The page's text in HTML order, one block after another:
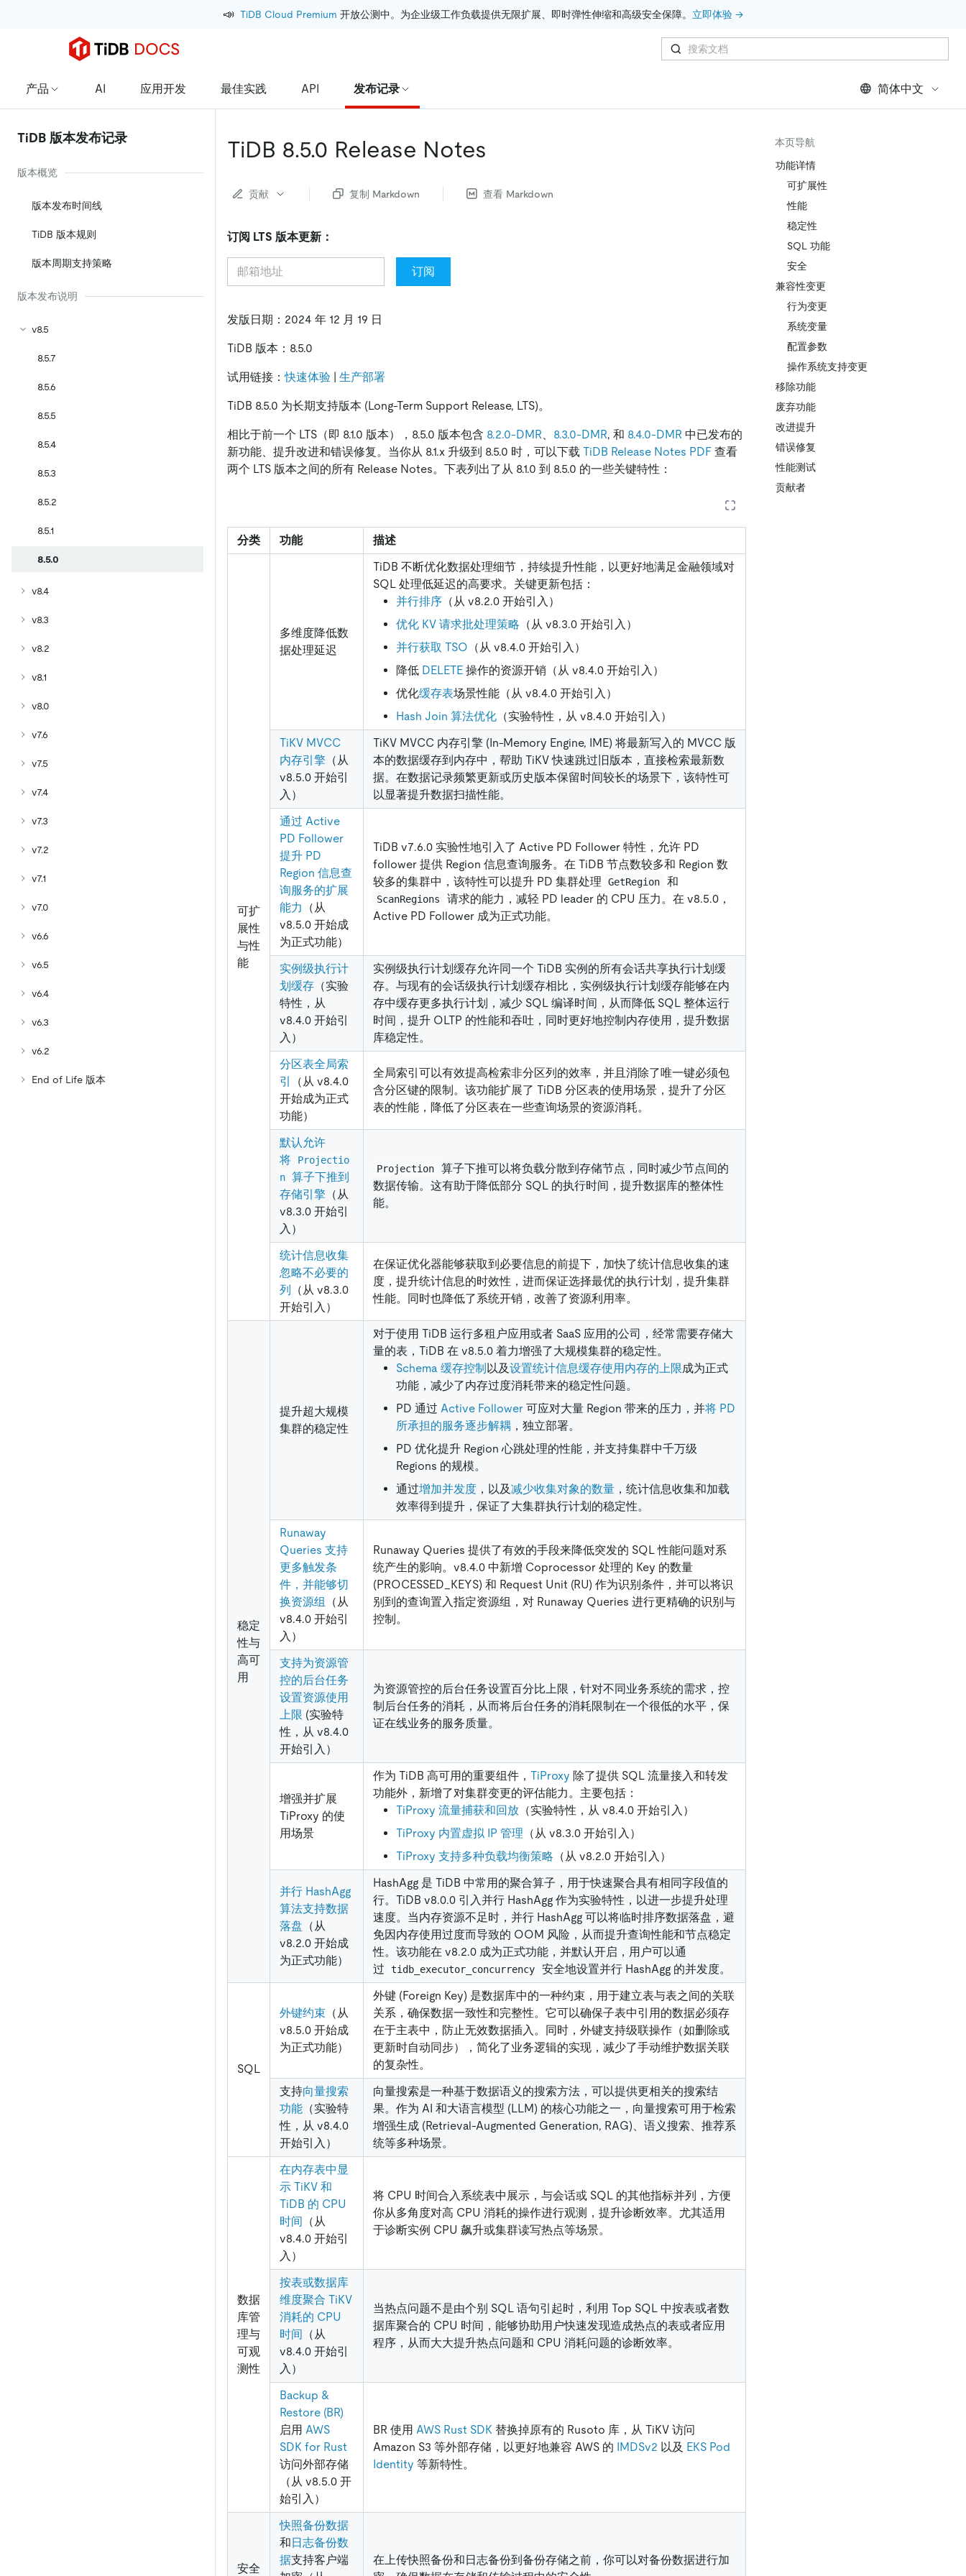
📣 TiDB Cloud Premium 开放公测中。为企业级工作负载提供无限扩展、即时弹性伸缩和高级安全保障。 立即体验 →
产品 AI 应用开发 最佳实践 API 发布记录 简体中文
TiDB 版本发布记录
版本概览
版本发布时间线
TiDB 版本规则
版本周期支持策略
版本发布说明
v8.5
8.5.7
8.5.6
8.5.5
8.5.4
8.5.3
8.5.2
8.5.1
8.5.0
v8.4
v8.3
v8.2
v8.1
v8.0
v7.6
v7.5
v7.4
v7.3
v7.2
v7.1
v7.0
v6.6
v6.5
v6.4
v6.3
v6.2
End of Life 版本
TiDB 8.5.0 Release Notes
贡献 复制 Markdown 查看 Markdown
订阅 LTS 版本更新：
订阅
发版日期：2024 年 12 月 19 日
TiDB 版本：8.5.0
试用链接：快速体验 | 生产部署
TiDB 8.5.0 为长期支持版本 (Long-Term Support Release, LTS)。
相比于前一个 LTS（即 8.1.0 版本），8.5.0 版本包含 8.2.0-DMR 8.3.0-DMR, 和 8.4.0-DMR 中已发布的
新功能、提升改进和错误修复。当你从 8.1.x 升级到 8.5.0 时，可以下载 TiDB Release Notes PDF 查看
两个 LTS 版本之间的所有 Release Notes。下表列出了从 8.1.0 到 8.5.0 的一些关键特性：
分类 功能 描述
可扩
展性
与性
能
多维度降低数
据处理延迟
TiDB 不断优化数据处理细节，持续提升性能，以更好地满足金融领域对
SQL 处理低延迟的高要求。关键更新包括：
并行排序 （从 v8.2.0 开始引入）
优化 KV 请求批处理策略 （从 v8.3.0 开始引入）
并行获取 TSO （从 v8.4.0 开始引入）
降低 DELETE 操作的资源开销（从 v8.4.0 开始引入）
优化缓存表场景性能（从 v8.4.0 开始引入）
Hash Join 算法优化 （实验特性，从 v8.4.0 开始引入）
TiKV MVCC
内存引擎 （从
v8.5.0 开始引
入）
TiKV MVCC 内存引擎 (In-Memory Engine, IME) 将最新写入的 MVCC 版
本的数据缓存到内存中，帮助 TiKV 快速跳过旧版本，直接检索最新数
据。在数据记录频繁更新或历史版本保留时间较长的场景下，该特性可
以显著提升数据扫描性能。
通过 Active
PD Follower
提升 PD
Region 信息查
询服务的扩展
能力
（从
v8.5.0 开始成
为正式功能）
TiDB v7.6.0 实验性地引入了 Active PD Follower 特性，允许 PD
follower 提供 Region 信息查询服务。在 TiDB 节点数较多和 Region 数
较多的集群中，该特性可以提升 PD 集群处理
GetRegion 和
ScanRegions
请求的能力，减轻 PD leader 的 CPU 压力。在 v8.5.0，
Active PD Follower 成为正式功能。
实例级执行计
划缓存 （实验
特性，从
v8.4.0 开始引
入）
实例级执行计划缓存允许同一个 TiDB 实例的所有会话共享执行计划缓
存。与现有的会话级执行计划缓存相比，实例级执行计划缓存能够在内
存中缓存更多执行计划，减少 SQL 编译时间，从而降低 SQL 整体运行
时间，提升 OLTP 的性能和吞吐，同时更好地控制内存使用，提升数据
库稳定性。
分区表全局索
引
（从 v8.4.0
开始成为正式
功能）
全局索引可以有效提高检索非分区列的效率，并且消除了唯一键必须包
含分区键的限制。该功能扩展了 TiDB 分区表的使用场景，提升了分区
表的性能，降低了分区表在一些查询场景的资源消耗。
默认允许
将
Projectio
n 算子下推到
存储引擎 （从
v8.3.0 开始引
入）
Projection
算子下推可以将负载分散到存储节点，同时减少节点间的
数据传输。这有助于降低部分 SQL 的执行时间，提升数据库的整体性
能。
统计信息收集
忽略不必要的
列 （从 v8.3.0
开始引入）
在保证优化器能够获取到必要信息的前提下，加快了统计信息收集的速
度，提升统计信息的时效性，进而保证选择最优的执行计划，提升集群
性能。同时也降低了系统开销，改善了资源利用率。
稳定
性与
高可
用
提升超大规模
集群的稳定性
对于使用 TiDB 运行多租户应用或者 SaaS 应用的公司，经常需要存储大
量的表，TiDB 在 v8.5.0 着力增强了大规模集群的稳定性。
Schema 缓存控制以及设置统计信息缓存使用内存的上限成为正式
功能，减少了内存过度消耗带来的稳定性问题。
PD 通过 Active Follower 可应对大量 Region 带来的压力，并将 PD
所承担的服务逐步解耦 ，独立部署。
PD 优化提升 Region 心跳处理的性能，并支持集群中千万级
Regions 的规模。
通过增加并发度 ，以及减少收集对象的数量 ，统计信息收集和加载
效率得到提升，保证了大集群执行计划的稳定性。
Runaway
Queries 支持
更多触发条
件，并能够切
换资源组
（从
v8.4.0 开始引
入）
Runaway Queries 提供了有效的手段来降低突发的 SQL 性能问题对系
统产生的影响。v8.4.0 中新增 Coprocessor 处理的 Key 的数量
(PROCESSED_KEYS) 和 Request Unit (RU) 作为识别条件，并可以将识
别到的查询置入指定资源组，对 Runaway Queries 进行更精确的识别与
控制。
支持为资源管
控的后台任务
设置资源使用
上限 (实验特
性，从 v8.4.0
开始引入）
为资源管控的后台任务设置百分比上限，针对不同业务系统的需求，控
制后台任务的消耗，从而将后台任务的消耗限制在一个很低的水平，保
证在线业务的服务质量。
增强并扩展
TiProxy 的使
用场景
作为 TiDB 高可用的重要组件， TiProxy 除了提供 SQL 流量接入和转发
功能外，新增了对集群变更的评估能力。主要包括：
TiProxy 流量捕获和回放 （实验特性，从 v8.4.0 开始引入）
TiProxy 内置虚拟 IP 管理 （从 v8.3.0 开始引入）
TiProxy 支持多种负载均衡策略 （从 v8.2.0 开始引入）
并行 HashAgg
算法支持数据
落盘 （从
v8.2.0 开始成
为正式功能）
HashAgg 是 TiDB 中常用的聚合算子，用于快速聚合具有相同字段值的
行。TiDB v8.0.0 引入并行 HashAgg 作为实验特性，以进一步提升处理
速度。当内存资源不足时，并行 HashAgg 可以将临时排序数据落盘，避
免因内存使用过度而导致的 OOM 风险，从而提升查询性能和节点稳定
性。该功能在 v8.2.0 成为正式功能，并默认开启，用户可以通
过
tidb_executor_concurrency 安全地设置并行 HashAgg 的并发度。
SQL
外键约束 （从
v8.5.0 开始成
为正式功能）
外键 (Foreign Key) 是数据库中的一种约束，用于建立表与表之间的关联
关系，确保数据一致性和完整性。它可以确保子表中引用的数据必须存
在于主表中，防止无效数据插入。同时，外键支持级联操作（如删除或
更新时自动同步），简化了业务逻辑的实现，减少了手动维护数据关联
的复杂性。
支持向量搜索
功能 （实验特
性，从 v8.4.0
开始引入）
向量搜索是一种基于数据语义的搜索方法，可以提供更相关的搜索结
果。作为 AI 和大语言模型 (LLM) 的核心功能之一，向量搜索可用于检索
增强生成 (Retrieval-Augmented Generation, RAG)、语义搜索、推荐系
统等多种场景。
数据
库管
理与
可观
测性
在内存表中显
示 TiKV 和
TiDB 的 CPU
时间 （从
v8.4.0 开始引
入）
将 CPU 时间合入系统表中展示，与会话或 SQL 的其他指标并列，方便
你从多角度对高 CPU 消耗的操作进行观测，提升诊断效率。尤其适用
于诊断实例 CPU 飙升或集群读写热点等场景。
按表或数据库
维度聚合 TiKV
消耗的 CPU
时间 （从
v8.4.0 开始引
入）
当热点问题不是由个别 SQL 语句引起时，利用 Top SQL 中按表或者数
据库聚合的 CPU 时间，能够协助用户快速发现造成热点的表或者应用
程序，从而大大提升热点问题和 CPU 消耗问题的诊断效率。
Backup &
Restore (BR)
启用 AWS
SDK for Rust
访问外部存储
（从 v8.5.0 开
始引入）
BR 使用 AWS Rust SDK 替换掉原有的 Rusoto 库，从 TiKV 访问
Amazon S3 等外部存储，以更好地兼容 AWS 的 IMDSv2 以及 EKS Pod
Identity 等新特性。
安全
快照备份数据
和日志备份数
据支持客户端
在上传快照备份和日志备份到备份存储之前，你可以对备份数据进行加
本页导航
功能详情
可扩展性
性能
稳定性
SQL 功能
安全
兼容性变更
行为变更
系统变量
配置参数
操作系统支持变更
移除功能
废弃功能
改进提升
错误修复
性能测试
贡献者